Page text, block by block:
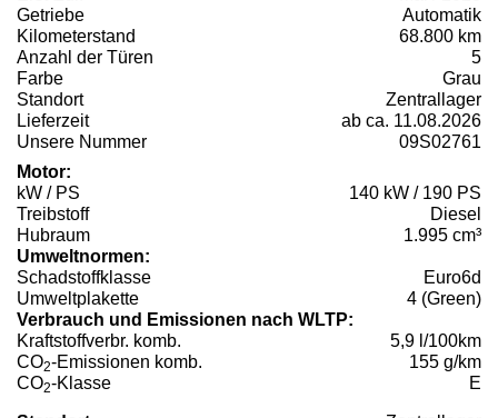
Getriebe
Automatik
Kilometerstand
68.800 km
Anzahl der Türen
5
Farbe
Grau
Standort
Zentrallager
Lieferzeit
ab ca. 11.08.2026
Unsere Nummer
09S02761
Motor:
kW / PS
140 kW / 190 PS
Treibstoff
Diesel
Hubraum
1.995 cm³
Umweltnormen:
Schadstoffklasse
Euro6d
Umweltplakette
4 (Green)
Verbrauch und Emissionen nach WLTP:
Kraftstoffverbr. komb.
5,9 l/100km
CO2-Emissionen komb.
155 g/km
CO2-Klasse E